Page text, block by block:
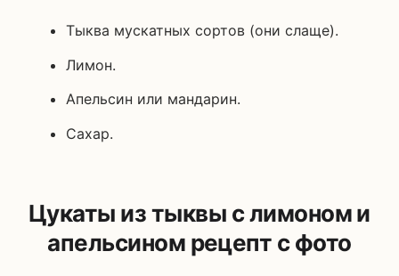
Тыква мускатных сортов (они слаще).
Лимон.
Апельсин или мандарин.
Сахар.
Цукаты из тыквы с лимоном и
апельсином рецепт с фото